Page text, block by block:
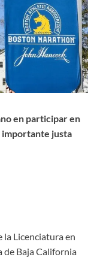
en participar en
importante justa
la Licenciatura en
Baja California